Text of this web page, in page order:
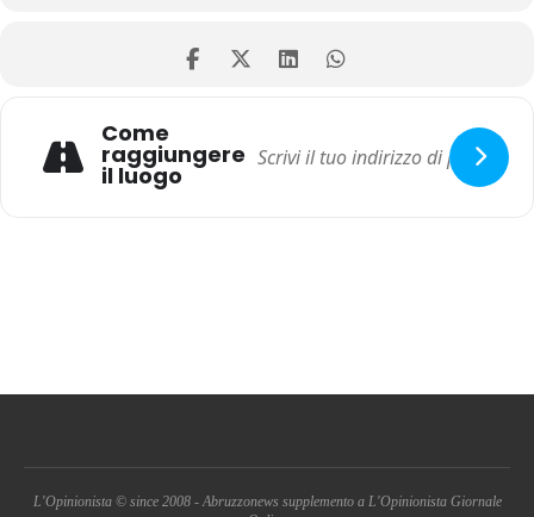
Come
raggiungere
il luogo
L'Opinionista © since 2008 - Abruzzonews supplemento a L'Opinionista Giornale